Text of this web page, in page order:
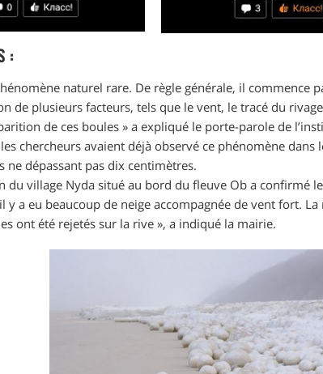
:
naturel rare. De règle générale, il commence
de plusieurs facteurs, tels que le vent, le tracé du
de ces boules » a expliqué le porte-parole de
chercheurs avaient déjà observé ce phénomène
ne dépassant pas dix centimètres.
du village Nyda situé au bord du fleuve Ob a confirmé
y a eu beaucoup de neige accompagnée de vent fort.
ont été rejetés sur la rive », a indiqué la mairie.